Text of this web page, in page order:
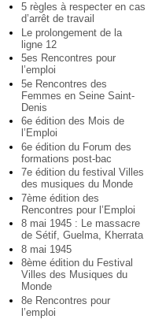
5 règles à respecter en cas
d’arrêt de travail
Le prolongement de la
ligne 12
5es Rencontres pour
l’emploi
5e Rencontres des
Femmes en Seine Saint-
Denis
6e édition des Mois de
l’Emploi
6e édition du Forum des
formations post-bac
7e édition du festival Villes
des musiques du Monde
7ème édition des
Rencontres pour l’Emploi
8 mai 1945 : Le massacre
de Sétif, Guelma, Kherrata
8 mai 1945
8ème édition du Festival
Villes des Musiques du
Monde
8e Rencontres pour
l’emploi